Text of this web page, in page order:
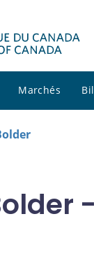
Marchés